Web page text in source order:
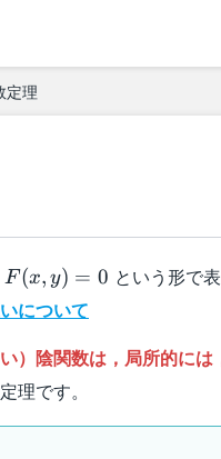
定理
F(x,y)=0
F(x, y) = 0 という形で
について
い）陰関数は，局所的に
理です。